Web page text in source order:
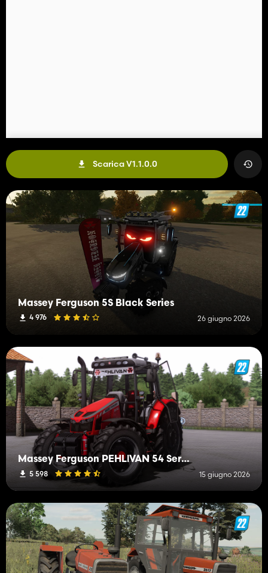
Scarica V1.1.0.0
Massey Ferguson 5S Black Series
4 976 26 giugno 2026
Massey Ferguson PEHLİVAN 54 Series
5 598 15 giugno 2026